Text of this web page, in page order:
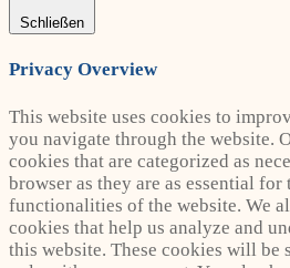
Schließen
Privacy Overview
This website uses cookies to
you navigate through the website.
cookies that are categorized as
browser as they are as essential
functionalities of the website. We
cookies that help us analyze and
this website. These cookies will be